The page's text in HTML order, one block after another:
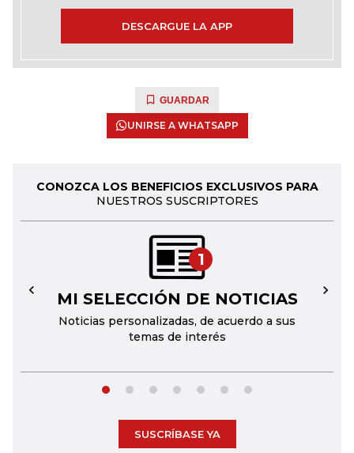
DESCARGUE LA APP
GUARDAR
UNIRSE A WHATSAPP
CONOZCA LOS BENEFICIOS EXCLUSIVOS PARA
NUESTROS SUSCRIPTORES
1
MI SELECCIÓN DE NOTICIAS
Noticias personalizadas, de acuerdo a sus
temas de interés
← →
SUSCRÍBASE YA